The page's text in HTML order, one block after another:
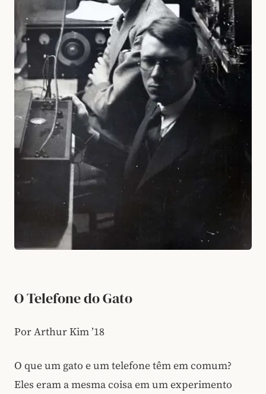
O Telefone do Gato
Por Arthur Kim ’18
O que um gato e um telefone têm em comum?
Eles eram a mesma coisa em um experimento